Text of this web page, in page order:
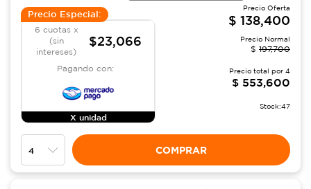
Precio Especial:
6 cuotas x
(sin
intereses)
$23,066
Pagando con:
X unidad
Precio Oferta
$ 138,400
Precio Normal
$ 197,700
Precio total por 4
$ 553,600
Stock:47
COMPRAR